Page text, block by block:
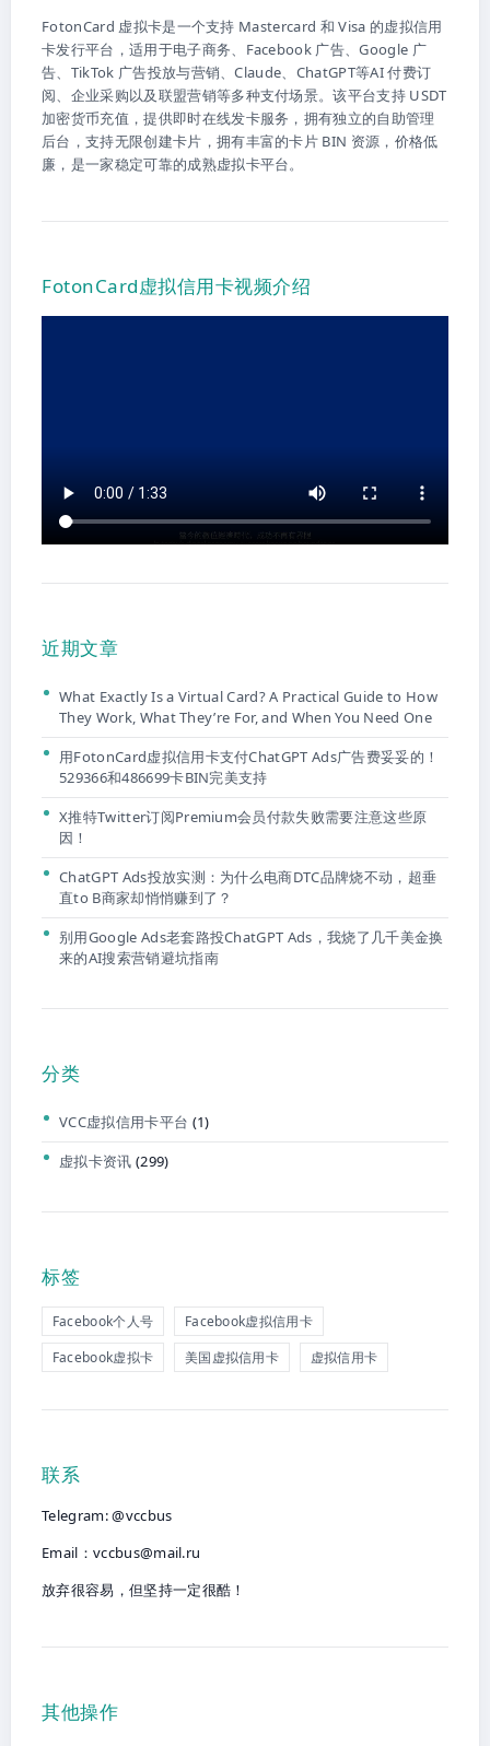
FotonCard 虚拟卡是一个支持 Mastercard 和 Visa 的虚拟信用
卡发行平台，适用于电子商务、Facebook 广告、Google 广
告、TikTok 广告投放与营销、Claude、ChatGPT等AI 付费订
阅、企业采购以及联盟营销等多种支付场景。该平台支持 USDT
加密货币充值，提供即时在线发卡服务，拥有独立的自助管理
后台，支持无限创建卡片，拥有丰富的卡片 BIN 资源，价格低
廉，是一家稳定可靠的成熟虚拟卡平台。
FotonCard虚拟信用卡视频介绍
近期文章
What Exactly Is a Virtual Card? A Practical Guide to How
They Work, What They’re For, and When You Need One
用FotonCard虚拟信用卡支付ChatGPT Ads广告费妥妥的！
529366和486699卡BIN完美支持
X推特Twitter订阅Premium会员付款失败需要注意这些原
因！
ChatGPT Ads投放实测：为什么电商DTC品牌烧不动，超垂
直to B商家却悄悄赚到了？
别用Google Ads老套路投ChatGPT Ads，我烧了几千美金换
来的AI搜索营销避坑指南
分类
VCC虚拟信用卡平台 (1)
虚拟卡资讯 (299)
标签
Facebook个人号
Facebook虚拟信用卡
Facebook虚拟卡
美国虚拟信用卡 虚拟信用卡
联系
Telegram: @vccbus
Email： vccbus@mail.ru
放弃很容易，但坚持一定很酷！
其他操作